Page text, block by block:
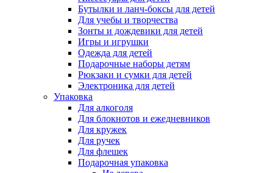
Бутылки и ланч-боксы для детей
Для учебы и творчества
Зонты и дождевики для детей
Игры и игрушки
Одежда для детей
Подарочные наборы детям
Рюкзаки и сумки для детей
Электроника для детей
Упаковка
Для алкоголя
Для блокнотов и ежедневников
Для кружек
Для ручек
Для флешек
Подарочная упаковка